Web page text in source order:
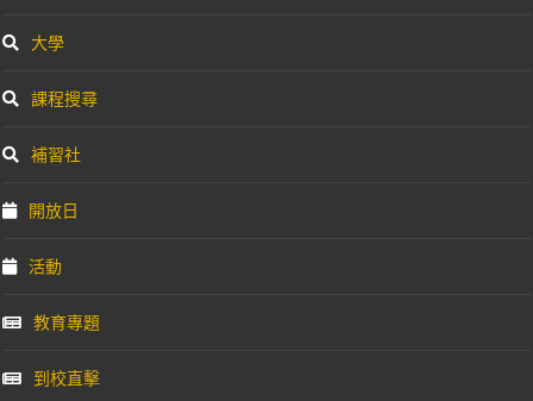
大學
課程搜尋
補習社
開放日
活動
教育專題
到校直擊